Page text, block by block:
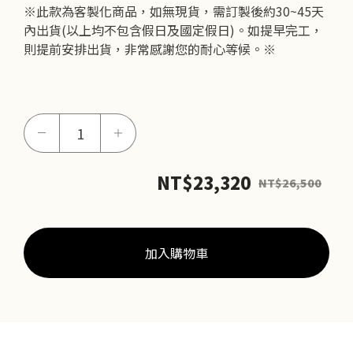
※此款為客製化商品，如無現貨，需訂製後約30~45天
內出貨(以上均不包含假日及國定假日)。如提早完工，
則提前安排出貨，非常感謝您的耐心等候。※
－
數
＋
NT$23,320 NT$26,500
加入購物車